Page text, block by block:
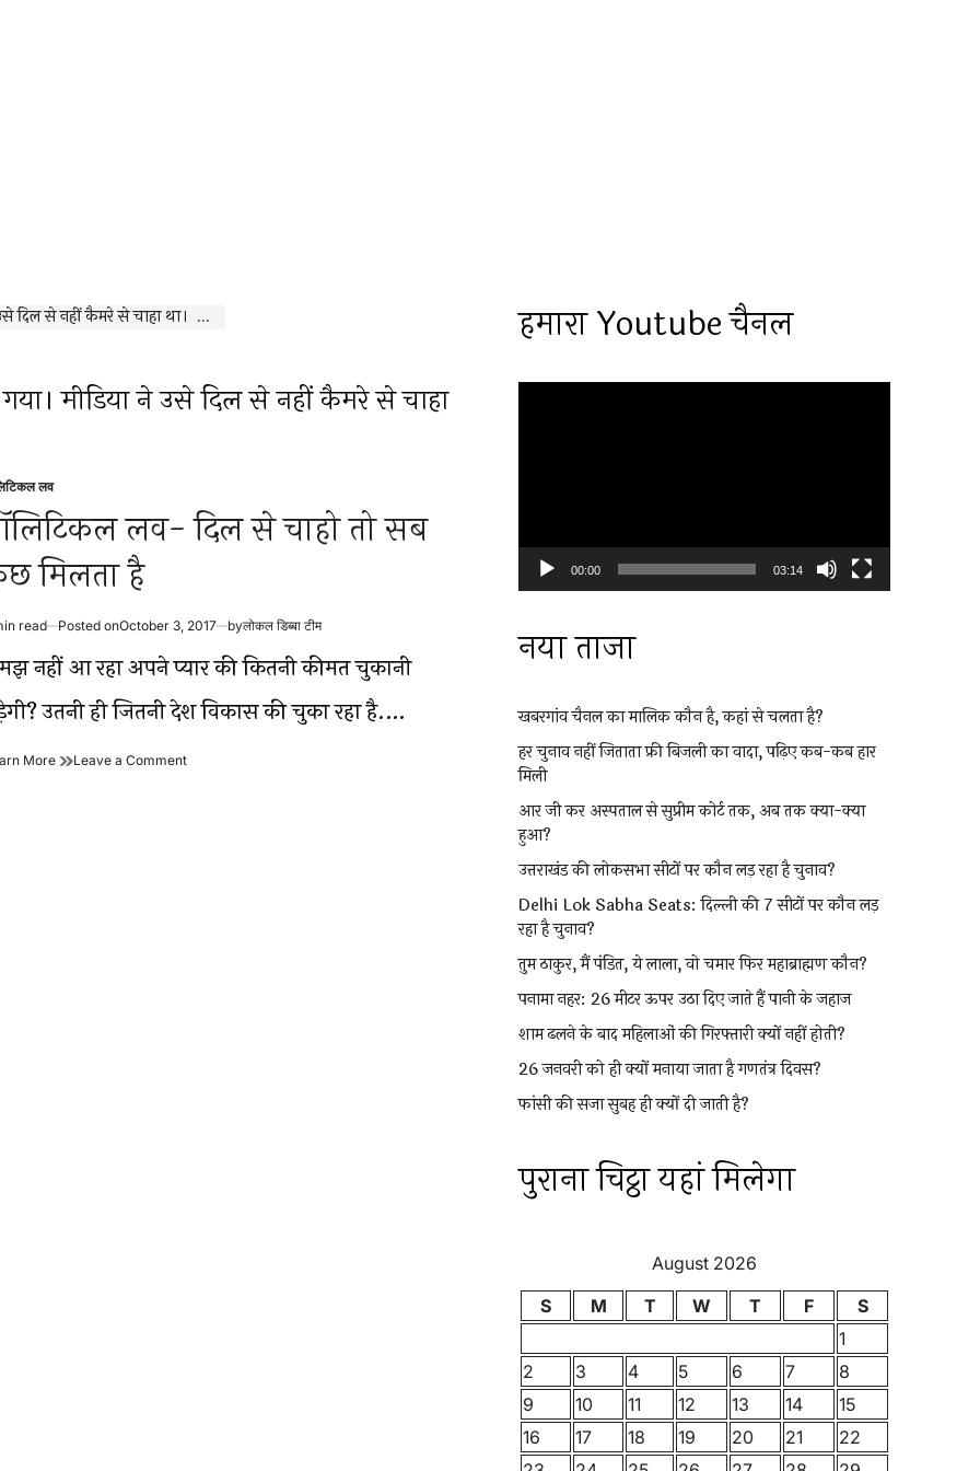
कैमरे से चाहा था। सही पकड़े हो।
मीडिया ने उसे दिल से नहीं कैमरे से चाहा
लव
लव- दिल से चाहो तो सब
मिलता है
read Posted onOctober 3, 2017 byलोकल डिब्बा टीम
नहीं आ रहा अपने प्यार की कितनी कीमत चुकानी
उतनी ही जितनी देश विकास की चुका रहा है.…
More पॉलिटिकल
Leave a Commenton
हमारा Youtube चैनल
00:00 03:14
नया ताजा
खबरगांव चैनल का मालिक कौन है, कहां से चलता है?
हर चुनाव नहीं जिताता फ्री बिजली का वादा, पढ़िए कब-कब हार
मिली
आर जी कर अस्पताल से सुप्रीम कोर्ट तक, अब तक क्या-क्या
हुआ?
उत्तराखंड की लोकसभा सीटों पर कौन लड़ रहा है चुनाव?
Delhi Lok Sabha Seats: दिल्ली की 7 सीटों पर कौन लड़
रहा है चुनाव?
तुम ठाकुर, मैं पंडित, ये लाला, वो चमार फिर महाब्राह्मण कौन?
पनामा नहर: 26 मीटर ऊपर उठा दिए जाते हैं पानी के जहाज
शाम ढलने के बाद महिलाओं की गिरफ्तारी क्यों नहीं होती?
26 जनवरी को ही क्यों मनाया जाता है गणतंत्र दिवस?
फांसी की सजा सुबह ही क्यों दी जाती है?
पुराना चिट्ठा यहां मिलेगा
August 2026
S
M T W T F
S
1
2
3 4 5 6 7
8
9
10 11 12 13 14
15
16
17 18 19 20 21
22